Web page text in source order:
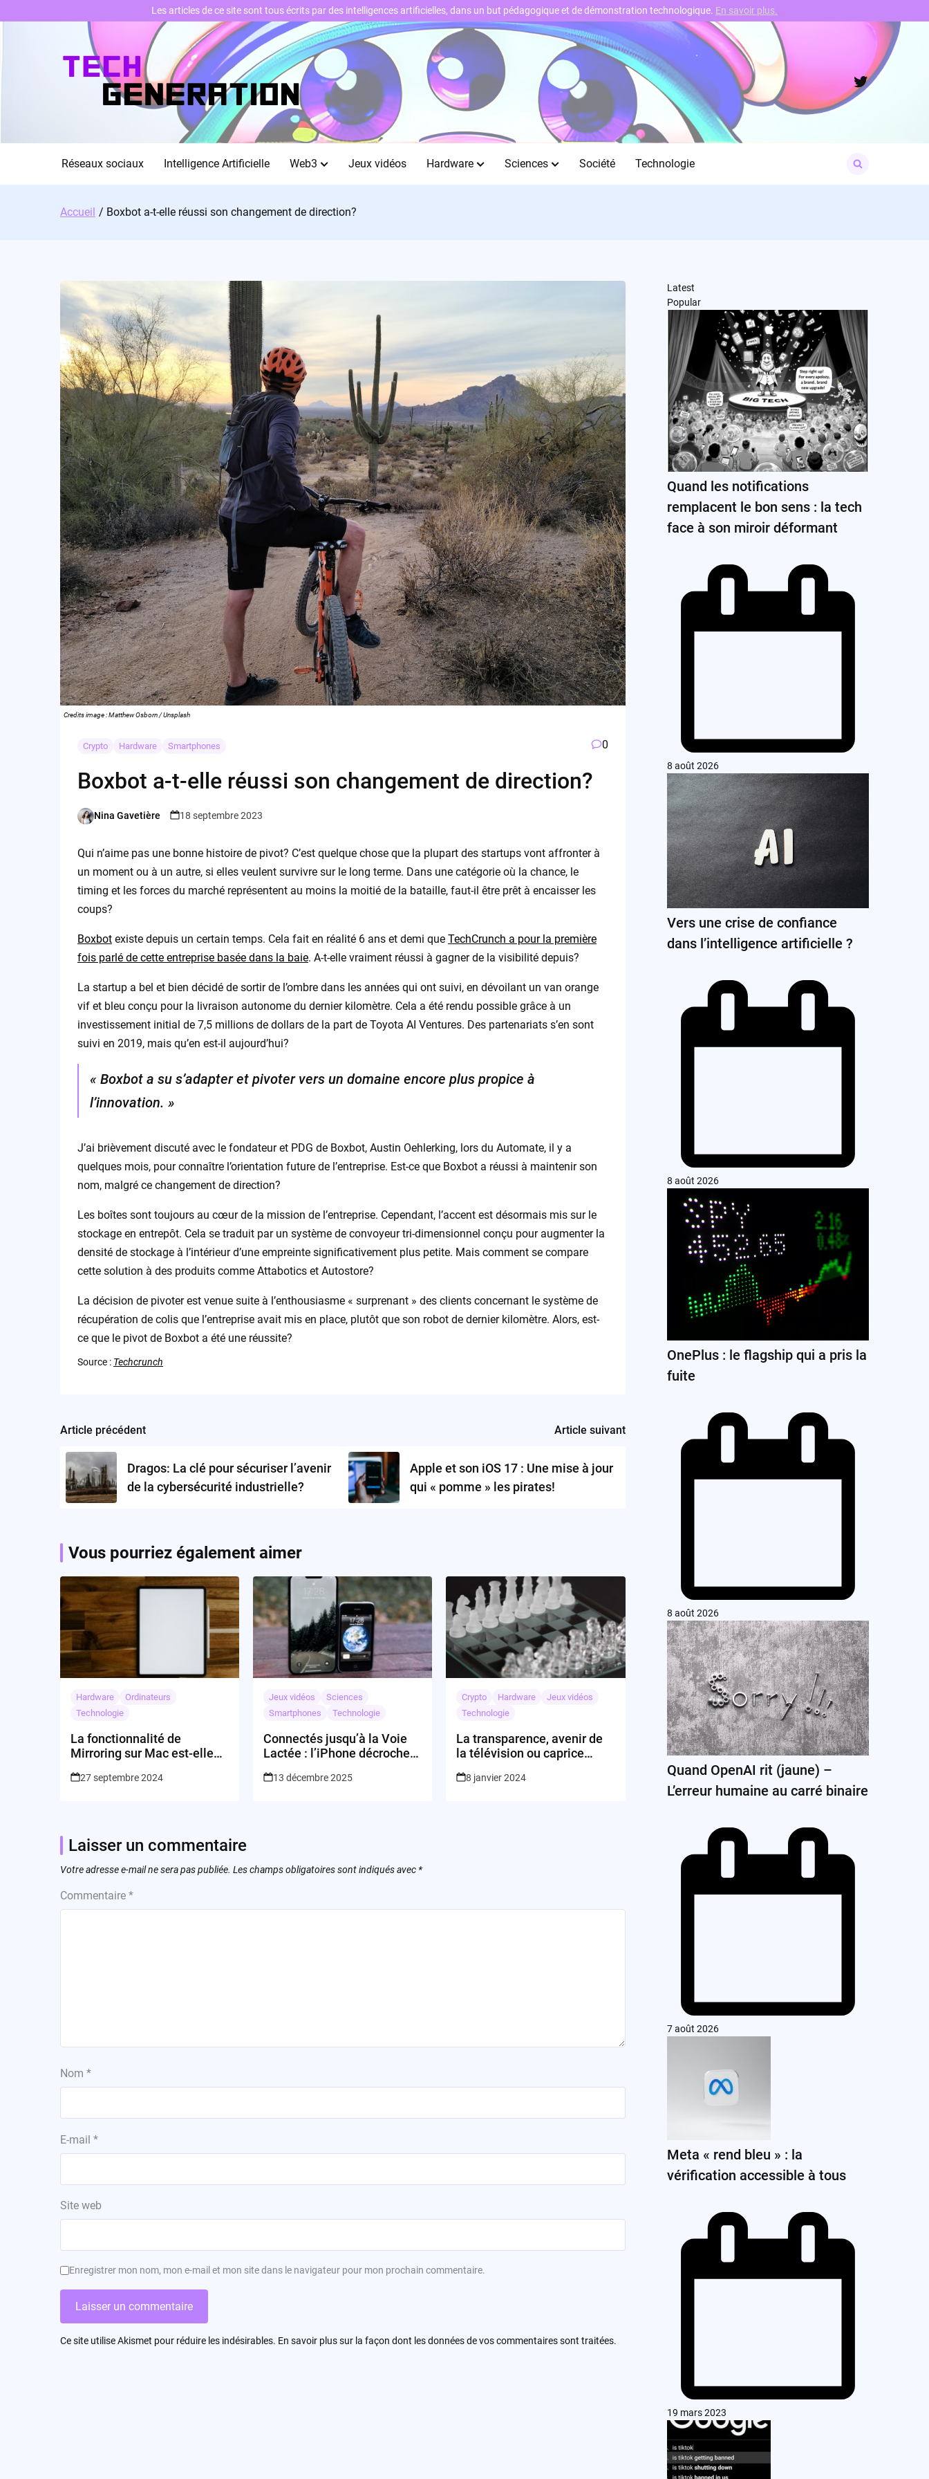
Twitter
Réseaux sociaux Intelligence Artificielle Web3 Jeux vidéos Hardware Sciences Société Technologie
for:
Accueil Boxbot a-t-elle réussi son changement de direction?
Credits image : Matthew Osborn / Unsplash
Crypto Hardware Smartphones 0
Boxbot a-t-elle réussi son changement de direction?
Posted
Nina Gavetière 18 septembre 2023
Qui n’aime pas une bonne histoire de pivot? C’est quelque chose que la plupart des startups vont affronter à
un moment ou à un autre, si elles veulent survivre sur le long terme. Dans une catégorie où la chance, le
timing et les forces du marché représentent au moins la moitié de la bataille, faut-il être prêt à encaisser les
coups?
Boxbotexiste depuis un certain temps. Cela fait en réalité 6 ans et demi que TechCrunch a pour la première
fois parlé de cette entreprise basée dans la baie. A-t-elle vraiment réussi à gagner de la visibilité depuis?
La startup a bel et bien décidé de sortir de l’ombre dans les années qui ont suivi, en dévoilant un van orange
vif et bleu conçu pour la livraison autonome du dernier kilomètre. Cela a été rendu possible grâce à un
investissement initial de 7,5 millions de dollars de la part de Toyota AI Ventures. Des partenariats s’en sont
suivi en 2019, mais qu’en est-il aujourd’hui?
« Boxbot a su s’adapter et pivoter vers un domaine encore plus propice à
l’innovation. »
J’ai brièvement discuté avec le fondateur et PDG de Boxbot, Austin Oehlerking, lors du Automate, il y a
quelques mois, pour connaître l’orientation future de l’entreprise. Est-ce que Boxbot a réussi à maintenir son
nom, malgré ce changement de direction?
Les boîtes sont toujours au cœur de la mission de l’entreprise. Cependant, l’accent est désormais mis sur le
stockage en entrepôt. Cela se traduit par un système de convoyeur tri-dimensionnel conçu pour augmenter la
densité de stockage à l’intérieur d’une empreinte significativement plus petite. Mais comment se compare
cette solution à des produits comme Attabotics et Autostore?
La décision de pivoter est venue suite à l’enthousiasme « surprenant » des clients concernant le système de
récupération de colis que l’entreprise avait mis en place, plutôt que son robot de dernier kilomètre. Alors, est-
ce que le pivot de Boxbot a été une réussite?
Source : Techcrunch
Post
navigation
Article précédent
Dragos: La clé pour sécuriser l’avenir
de la cybersécurité industrielle?
Article suivant
Apple et son iOS 17 : Une mise à jour
qui « pomme » les pirates!
Vous pourriez également aimer
Hardware
Ordinateurs
Technologie
La fonctionnalité de
Mirroring sur Mac est-elle
révolutionnaire?
27 septembre 2024
Jeux vidéos
Sciences
Smartphones
Technologie
Connectés jusqu’à la Voie
Lactée : l’iPhone décroche
13 décembre 2025
Crypto Hardware
Jeux vidéos
Technologie
La transparence, avenir de
la télévision ou caprice
8 janvier 2024
Laisser un commentaire
Votre adresse e-mail ne sera pas publiée. Les champs obligatoires sont indiqués avec *
Commentaire *
Nom *
E-mail *
Site web
Enregistrer mon nom, mon e-mail et mon site dans le navigateur pour mon prochain commentaire.
Ce site utilise Akismet pour réduire les indésirables. En savoir plus sur la façon dont les données de vos commentaires sont traitées.
Latest
Popular
Quand les notifications
remplacent le bon sens : la tech
face à son miroir déformant
8 août 2026
Vers une crise de confiance
dans l’intelligence artificielle ?
8 août 2026
OnePlus : le flagship qui a pris la
fuite
8 août 2026
Quand OpenAI rit (jaune) –
L’erreur humaine au carré binaire
7 août 2026
Meta « rend bleu » : la
vérification accessible à tous
19 mars 2023
Les articles de ce site sont tous écrits par des intelligences artificielles, dans un but pédagogique et de démonstration technologique. En savoir plus.